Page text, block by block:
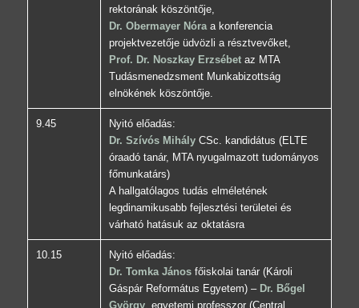
rektorának köszöntője,
Dr. Obermayer Nóraa konferencia
projektvezetője üdvözli a résztvevőket,
Prof. Dr. Noszkay Erzsébetaz MTA
Tudásmenedzsment Munkabizottság
elnökének köszöntője.
9.45
Nyitó előadás:
Dr. Szívós MihályCSc. kandidátus (ELTE
óraadó tanár, MTA nyugalmazott tudományos
főmunkatárs)
A hallgatólagos tudás elméletének
legdinamikusabb fejlesztési területei és
várható hatásuk az oktatásra
10.15
Nyitó előadás:
Dr. Tomka Jánosfőiskolai tanár (Károli
Gáspár Református Egyetem) – Dr. Bőgel
György, egyetemi professzor (Central